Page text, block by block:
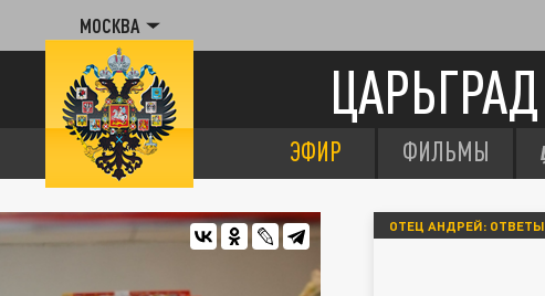
МОСКВА
ЦАРЬГРАД
ЭФИР ФИЛЬМЫ
ОТЕЦ АНДРЕЙ: ОТВЕТЫ